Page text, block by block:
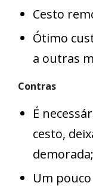
Cesto
Ótimo
a outras
Contras
É
cesto,
demorada;
Um